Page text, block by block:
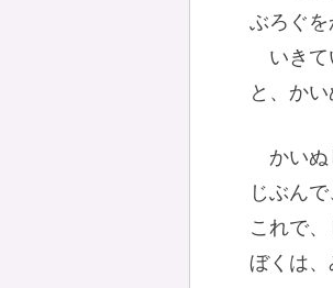
ぶろぐを
いきて
と、か
かい
じぶん
これで
ぼくは、